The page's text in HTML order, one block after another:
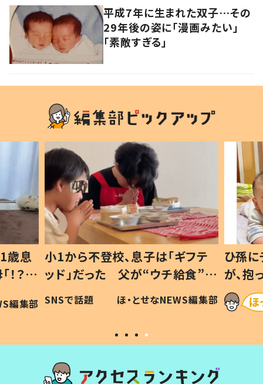
平成7年に生まれた双子…その
29年後の姿に「漫画みたい」
「素敵すぎる」
歳息
？」
編集部
小1から不登校、息子は「ギフテ
ッド」だった 父が“ウチ給食”を
作り続ける理由とは #令和の親
#令和の子
SNSで話題 ほ・とせなNEWS編集部
ひ孫
が、
「涙が
い」